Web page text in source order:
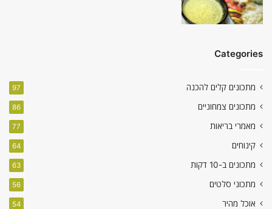
Categories
מתכונים קלים להכנה 97
מתכונים צמחוניים 86
מאמרי בריאות 77
קינוחים 64
מתכונים ב-10 דקות 63
מתכוני סלטים 56
אוכל מהיר 54